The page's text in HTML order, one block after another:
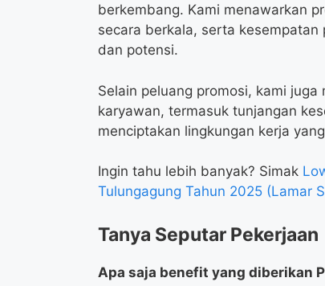
berkembang. Kami menawarkan
secara berkala, serta
dan potensi.
Selain peluang promosi, kami
karyawan, termasuk tunjangan
menciptakan lingkungan kerja
Ingin tahu lebih banyak? Simak
Tulungagung Tahun 2025 (Lamar
Tanya Seputar Pekerjaan
Apa saja benefit yang diberikan